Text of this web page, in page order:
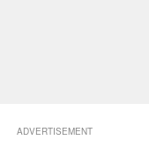
ADVERTISEMENT